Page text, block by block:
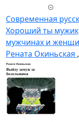
Современная
Хороший ты
мужчинах и
Рената Окиньская